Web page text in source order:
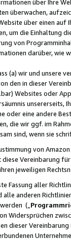
über Ihre
überwachen,
über einen
um die Einhaltung
von
darüber, wie
(a) wir und
den in dieser
Websites oder
unsererseits,
eine andere
die wir ggf. im
sind, wenn sie
von
Vereinbarung
jeweiligen
Fassung aller
anderen
(„
Widersprüchen
dieser